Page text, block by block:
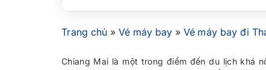
Trang chủ » Vé máy bay » Vé máy bay đi
Chiang Mai là một trong điểm đến du lịch khá